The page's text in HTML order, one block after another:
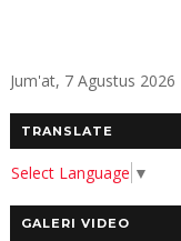
Jum'at, 7 Agustus 2026
TRANSLATE
Select Language ▼
GALERI VIDEO